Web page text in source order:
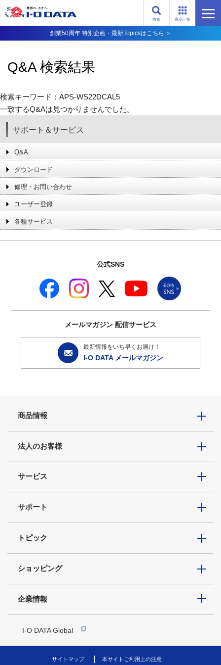
商品一覧
検索
創業50周年 特別企画・最新Topicsはこちら ＞
Q&A 検索結果
検索キーワード：APS-WS22DCAL5
一致するQ&Aは見つかりませんでした。
サポート＆サービス
Q&A
ダウンロード
修理・お問い合わせ
ユーザー登録
各種サービス
公式SNS
メールマガジン 配信サービス
最新情報をいち早くお届け！
I-O DATA メールマガジン
商品情報
法人のお客様
サービス
サポート
トピック
ショッピング
企業情報
I-O DATA Global
サイトマップ 本サイトご利用上の注意